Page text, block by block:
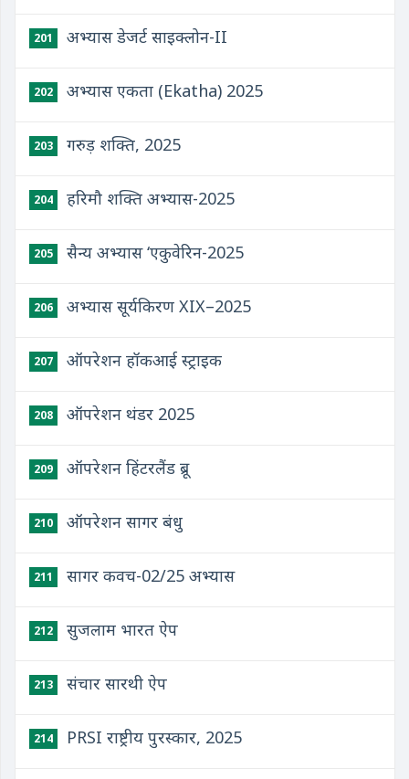
201 अभ्यास डेजर्ट साइक्लोन-II
202 अभ्यास एकता (Ekatha) 2025
203 गरुड़ शक्ति, 2025
204 हरिमौ शक्ति अभ्यास-2025
205 सैन्य अभ्यास ‘एकुवेरिन-2025
206 अभ्यास सूर्यकिरण XIX–2025
207 ऑपरेशन हॉकआई स्ट्राइक
208 ऑपरेशन थंडर 2025
209 ऑपरेशन हिंटरलैंड ब्रू
210 ऑपरेशन सागर बंधु
211 सागर कवच-02/25 अभ्यास
212 सुजलाम भारत ऐप
213 संचार सारथी ऐप
214 PRSI राष्ट्रीय पुरस्कार, 2025